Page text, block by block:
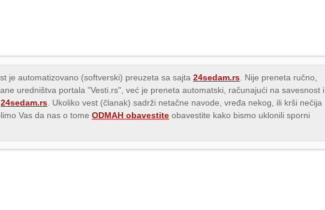
je automatizovano (softverski) preuzeta sa sajta 24sedam.rs . Nije preneta ručno,
uredništva portala "Vesti.rs", već je preneta automatski, računajući na savesnost i
24sedam.rs . Ukoliko vest (članak) sadrži netačne navode, vređa nekog, ili krši nečija
Vas da nas o tome ODMAH obavestite obavestite kako bismo uklonili sporni